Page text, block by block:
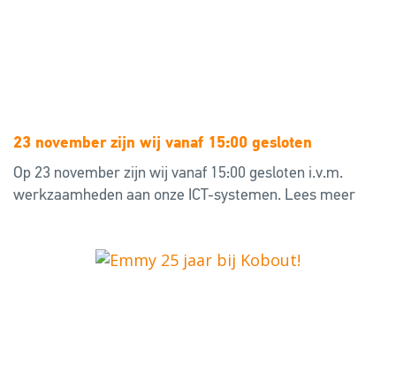
23 november zijn wij vanaf 15:00 gesloten
Op 23 november zijn wij vanaf 15:00 gesloten i.v.m.
werkzaamheden aan onze ICT-systemen. Lees meer